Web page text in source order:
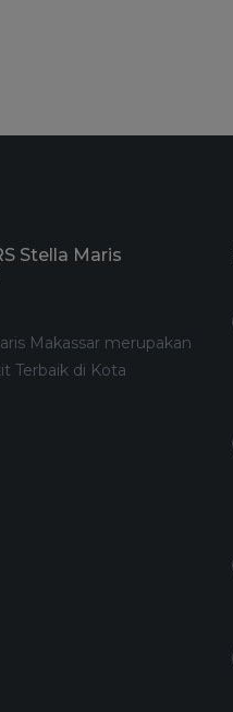
Stella Maris
Makassar merupakan
Terbaik di Kota